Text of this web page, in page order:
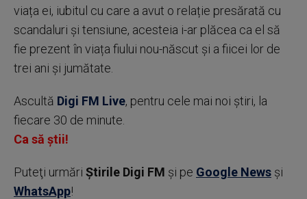
viața ei, iubitul cu care a avut o relație presărată cu
scandaluri și tensiune, acesteia i-ar plăcea ca el să
fie prezent în viața fiului nou-născut și a fiicei lor de
trei ani și jumătate.
Ascultă Digi FM Live, pentru cele mai noi știri, la
fiecare 30 de minute.
Ca să știi!
Puteţi urmări Știrile Digi FM şi pe Google News şi
WhatsApp!